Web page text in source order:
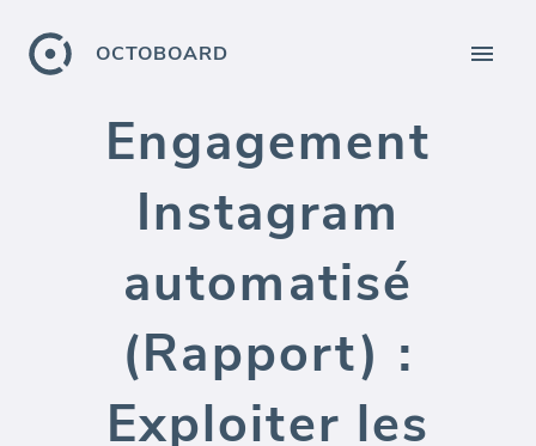
OCTOBOARD
Engagement
Instagram
automatisé
(Rapport) :
Exploiter les